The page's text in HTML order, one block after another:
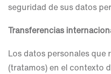
seguridad de sus datos
Transferencias
Los datos personales que
(tratamos) en el contexto